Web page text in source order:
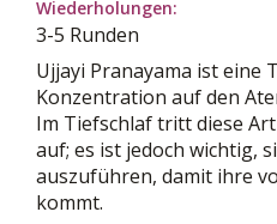
Wiederholungen:
3-5 Runden
Ujjayi Pranayama ist eine
Konzentration auf den
Im Tiefschlaf tritt diese
auf; es ist jedoch wichtig,
auszuführen, damit ihre
kommt.